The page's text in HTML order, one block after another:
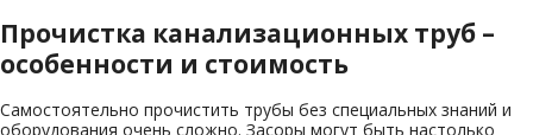
Прочистка канализационных труб –
особенности и стоимость
Самостоятельно прочистить трубы без специальных знаний и
оборудования очень сложно. Засоры могут быть настолько